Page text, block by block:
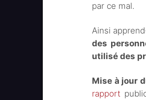
par ce mal.
Ainsi
des
utilisé des
Mise à jour
rapport